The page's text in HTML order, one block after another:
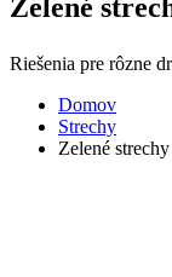
Zelené
Riešenia pre rôzne
Domov
Strechy
Zelené strechy